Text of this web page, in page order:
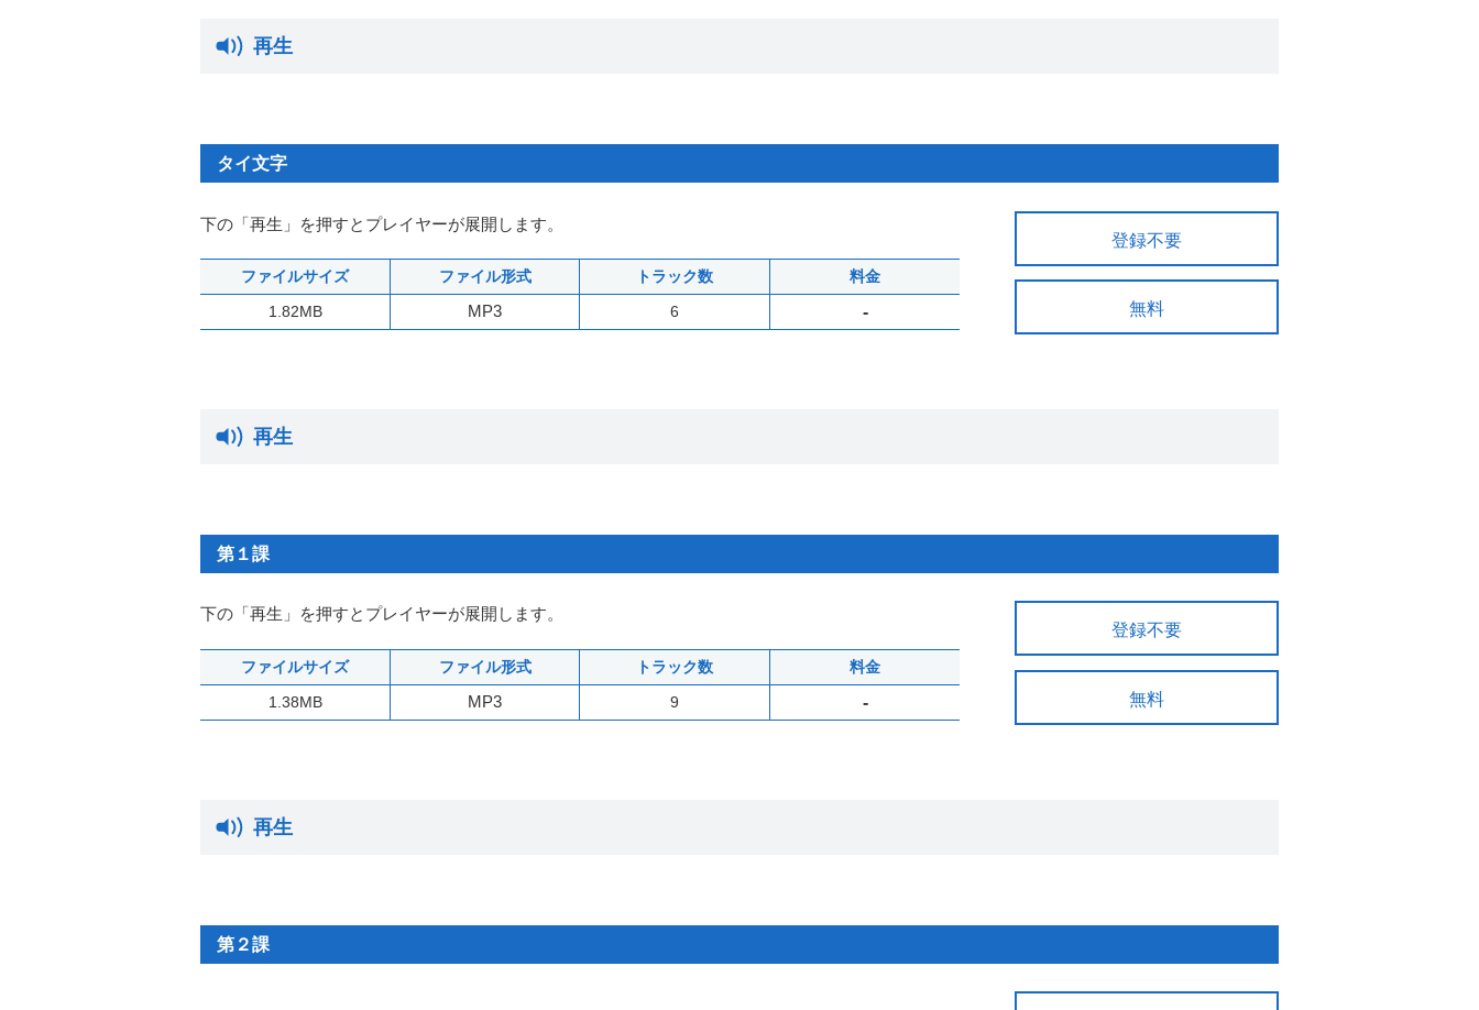
再生
タイ文字
下の「再生」を押すとプレイヤーが展開します。
ファイルサイズ ファイル形式 トラック数
料金
1.82MB
MP3 6 -
登録不要
無料
再生
第１課
下の「再生」を押すとプレイヤーが展開します。
ファイルサイズ ファイル形式 トラック数
料金
1.38MB
MP3 9 -
登録不要
無料
再生
第２課